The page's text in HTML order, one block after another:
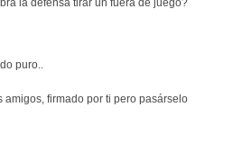
la defensa tirar un fuera de juego?
puro..
amigos, firmado por ti pero pasárselo